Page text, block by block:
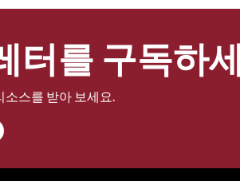
터를 구독하
소스를 받아 보세요.